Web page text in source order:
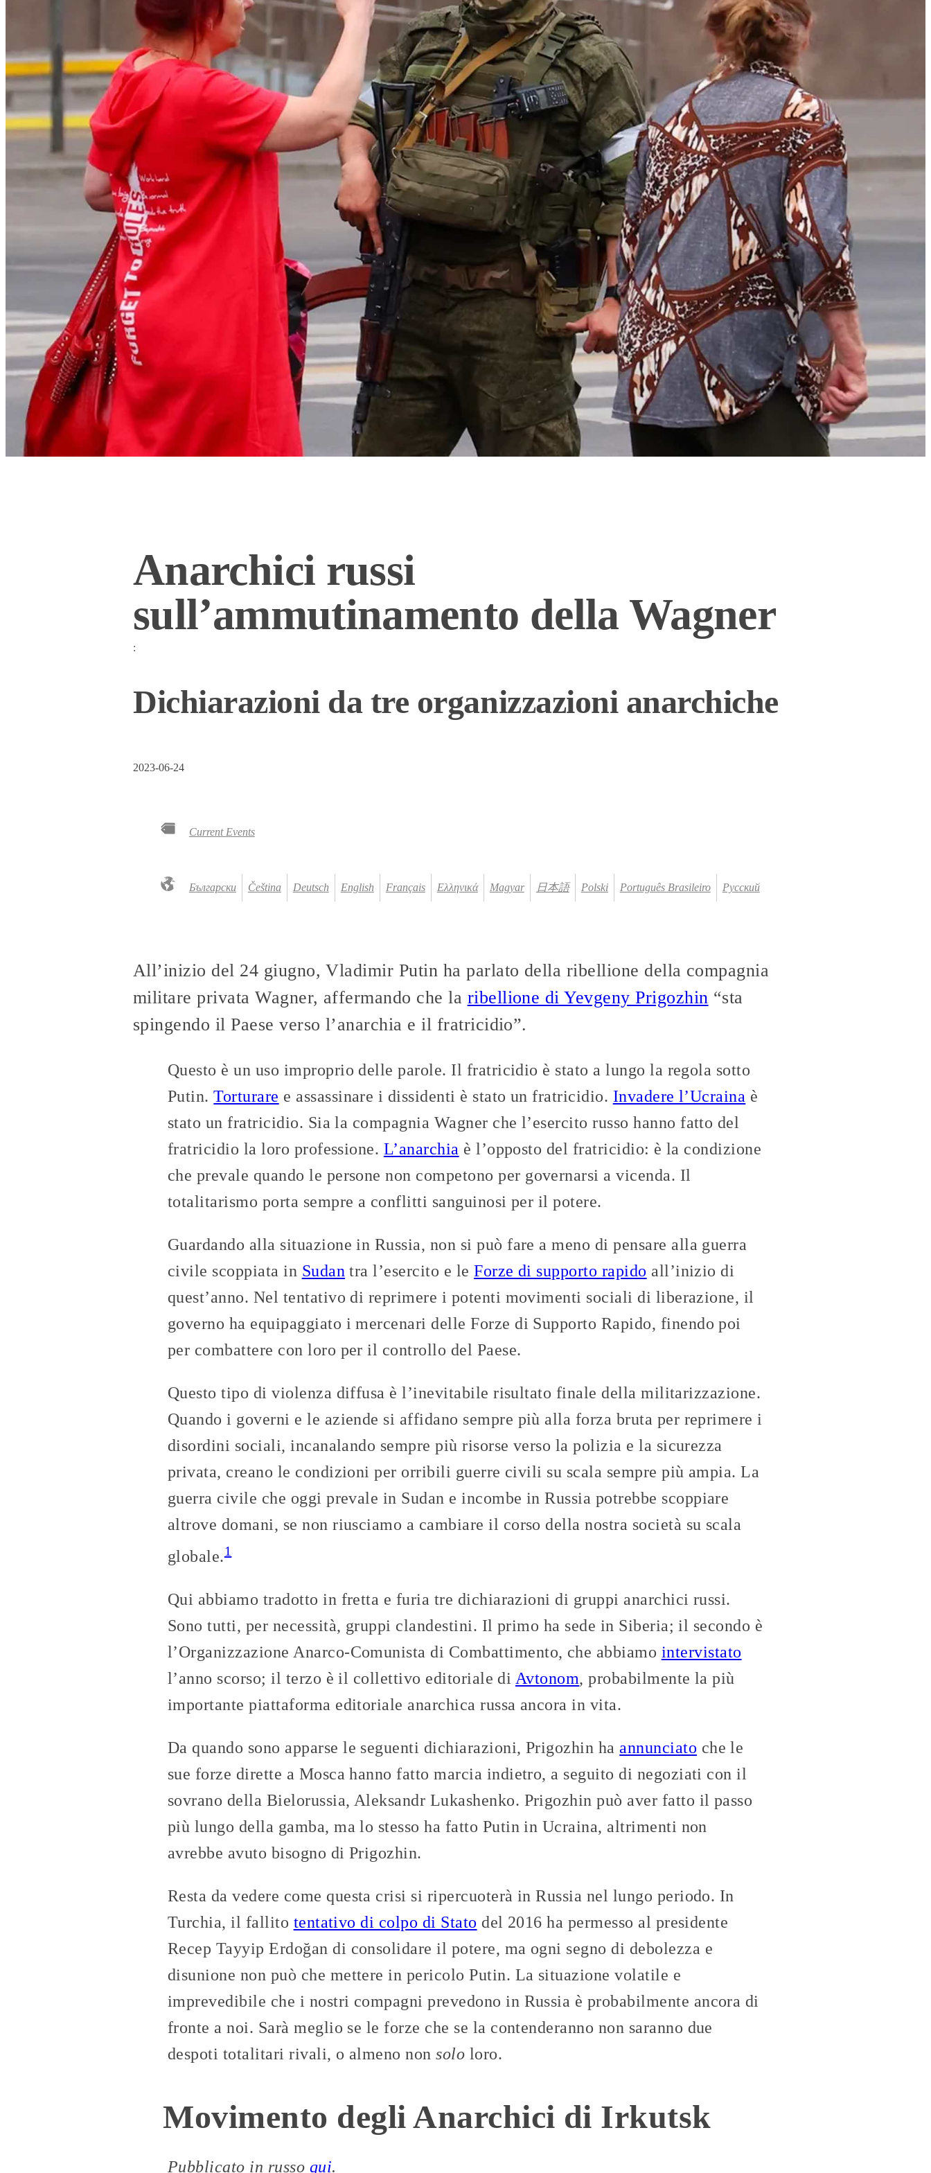
Anarchici russi
sull’ammutinamento della Wagner
:
Dichiarazioni da tre organizzazioni anarchiche
2023-06-24
Current Events
Български Čeština Deutsch English Français Ελληνικά Magyar 日本語 Polski Português Brasileiro Русский
All’inizio del 24 giugno, Vladimir Putin ha parlato della ribellione della compagnia
militare privata Wagner, affermando che la ribellione di Yevgeny Prigozhin “sta
spingendo il Paese verso l’anarchia e il fratricidio”.
Questo è un uso improprio delle parole. Il fratricidio è stato a lungo la regola sotto
Putin.Torturare e assassinare i dissidenti è stato un fratricidio. Invadere l’Ucraina è
stato un fratricidio. Sia la compagnia Wagner che l’esercito russo hanno fatto del
fratricidio la loro professione. L’anarchia è l’opposto del fratricidio: è la condizione
che prevale quando le persone non competono per governarsi a vicenda. Il
totalitarismo porta sempre a conflitti sanguinosi per il potere.
Guardando alla situazione in Russia, non si può fare a meno di pensare alla guerra
civile scoppiata in Sudan tra l’esercito e leForze di supporto rapido all’inizio di
quest’anno. Nel tentativo di reprimere i potenti movimenti sociali di liberazione, il
governo ha equipaggiato i mercenari delle Forze di Supporto Rapido, finendo poi
per combattere con loro per il controllo del Paese.
Questo tipo di violenza diffusa è l’inevitabile risultato finale della militarizzazione.
Quando i governi e le aziende si affidano sempre più alla forza bruta per reprimere i
disordini sociali, incanalando sempre più risorse verso la polizia e la sicurezza
privata, creano le condizioni per orribili guerre civili su scala sempre più ampia. La
guerra civile che oggi prevale in Sudan e incombe in Russia potrebbe scoppiare
altrove domani, se non riusciamo a cambiare il corso della nostra società su scala
globale.1
Qui abbiamo tradotto in fretta e furia tre dichiarazioni di gruppi anarchici russi.
Sono tutti, per necessità, gruppi clandestini. Il primo ha sede in Siberia; il secondo è
l’Organizzazione Anarco-Comunista di Combattimento, che abbiamo intervistato
l’anno scorso; il terzo è il collettivo editoriale di Avtonom, probabilmente la più
importante piattaforma editoriale anarchica russa ancora in vita.
Da quando sono apparse le seguenti dichiarazioni, Prigozhin haannunciato che le
sue forze dirette a Mosca hanno fatto marcia indietro, a seguito di negoziati con il
sovrano della Bielorussia, Aleksandr Lukashenko. Prigozhin può aver fatto il passo
più lungo della gamba, ma lo stesso ha fatto Putin in Ucraina, altrimenti non
avrebbe avuto bisogno di Prigozhin.
Resta da vedere come questa crisi si ripercuoterà in Russia nel lungo periodo. In
Turchia, il fallito tentativo di colpo di Stato del 2016 ha permesso al presidente
Recep Tayyip Erdoğan di consolidare il potere, ma ogni segno di debolezza e
disunione non può che mettere in pericolo Putin. La situazione volatile e
imprevedibile che i nostri compagni prevedono in Russia è probabilmente ancora di
fronte a noi. Sarà meglio se le forze che se la contenderanno non saranno due
despoti totalitari rivali, o almeno nonsolo loro.
Movimento degli Anarchici di Irkutsk
Pubblicato in russo qui.